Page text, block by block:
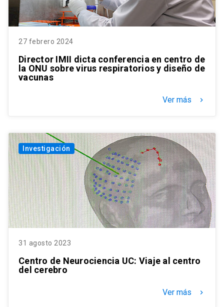
27 febrero 2024
Director IMII dicta conferencia en centro de
la ONU sobre virus respiratorios y diseño de
vacunas
Ver más keyboard_arrow_right
Investigación
31 agosto 2023
Centro de Neurociencia UC: Viaje al centro
del cerebro
Ver más keyboard_arrow_right